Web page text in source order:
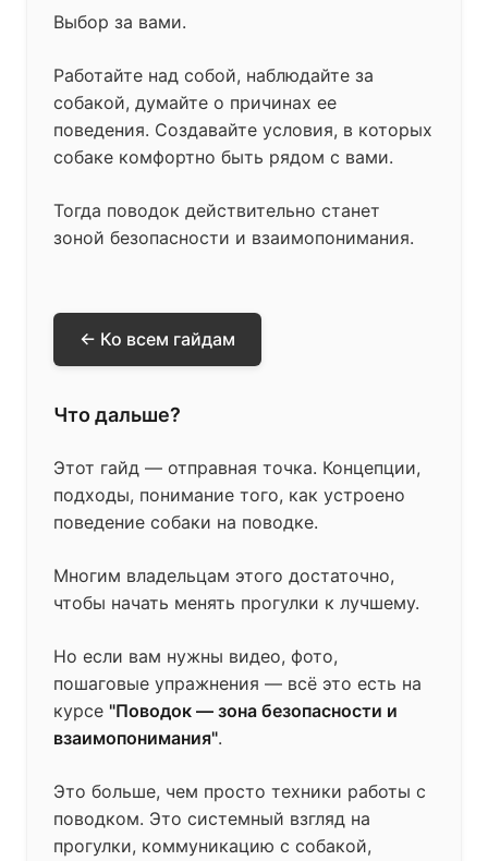
Выбор за вами.
Работайте над собой, наблюдайте за
собакой, думайте о причинах ее
поведения. Создавайте условия, в которых
собаке комфортно быть рядом с вами.
Тогда поводок действительно станет
зоной безопасности и взаимопонимания.
← Ко всем гайдам
Что дальше?
Этот гайд — отправная точка. Концепции,
подходы, понимание того, как устроено
поведение собаки на поводке.
Многим владельцам этого достаточно,
чтобы начать менять прогулки к лучшему.
Но если вам нужны видео, фото,
пошаговые упражнения — всё это есть на
курсе "Поводок — зона безопасности и
взаимопонимания".
Это больше, чем просто техники работы с
поводком. Это системный взгляд на
прогулки, коммуникацию с собакой,